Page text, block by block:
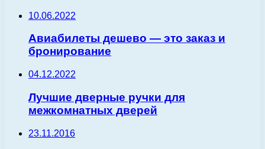
10.06.2022
Авиабилеты дешево — это заказ и
бронирование
04.12.2022
Лучшие дверные ручки для
межкомнатных дверей
23.11.2016